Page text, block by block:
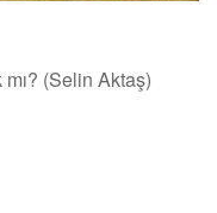
(Selin Aktaş)